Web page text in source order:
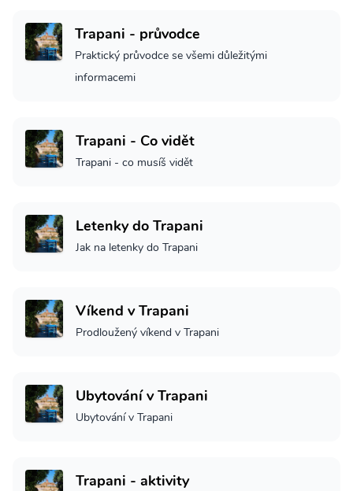
Trapani - průvodce
Praktický průvodce se všemi důležitými
informacemi
Trapani - Co vidět
Trapani - co musíš vidět
Letenky do Trapani
Jak na letenky do Trapani
Víkend v Trapani
Prodloužený víkend v Trapani
Ubytování v Trapani
Ubytování v Trapani
Trapani - aktivity